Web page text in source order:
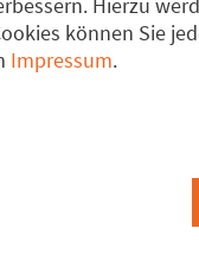
schrumpfenden
- eine steigende
Errichtung teurer,
können Sie
Impressum.